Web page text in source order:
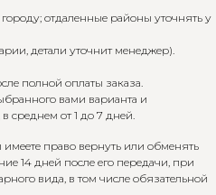
отдаленные районы уточнять у
детали уточнит менеджер).
полной оплаты заказа.
вами варианта и
среднем от 1 до 7 дней.
право вернуть или обменять
14 дней после его передачи, при
вида, в том числе обязательной